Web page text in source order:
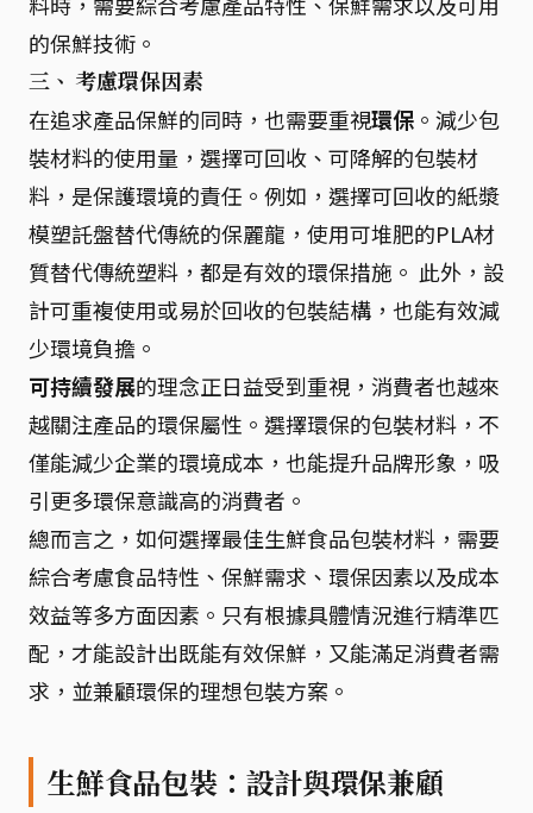
的保鮮技術。
三、 考慮環保因素
在追求產品保鮮的同時，也需要重視環保 。減少包
裝材料的使用量，選擇可回收、可降解的包裝材
料，是保護環境的責任。例如，選擇可回收的紙漿
模塑託盤替代傳統的保麗龍，使用可堆肥的PLA材
質替代傳統塑料，都是有效的環保措施。 此外，設
計可重複使用或易於回收的包裝結構，也能有效減
少環境負擔。
可持續發展的理念正日益受到重視，消費者也越來
越關注產品的環保屬性。選擇環保的包裝材料，不
僅能減少企業的環境成本，也能提升品牌形象，吸
引更多環保意識高的消費者。
總而言之，如何選擇最佳生鮮食品包裝材料，需要
綜合考慮食品特性、保鮮需求、環保因素以及成本
效益等多方面因素。只有根據具體情況進行精準匹
配，才能設計出既能有效保鮮，又能滿足消費者需
求，並兼顧環保的理想包裝方案。
生鮮食品包裝：設計與環保兼顧